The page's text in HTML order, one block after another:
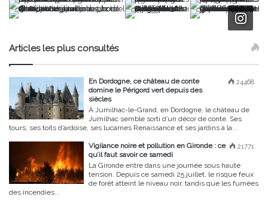
Articles les plus consultés
24468
En Dordogne, ce château de conte
domine le Périgord vert depuis des
siècles
À Jumilhac-le-Grand, en Dordogne, le château de
Jumilhac semble sorti d’un décor de conte. Ses
tours, ses toits d’ardoise, ses lucarnes Renaissance et ses jardins à la...
21771
Vigilance noire et pollution en Gironde : ce
qu’il faut savoir ce samedi
La Gironde entre dans une journée sous haute
tension. Depuis ce samedi 25 juillet, le risque feux
de forêt atteint le niveau noir, tandis que les fumées
des incendies...